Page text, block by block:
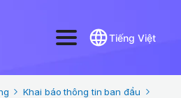
Tiếng Việt
Khai báo thông tin ban đầu